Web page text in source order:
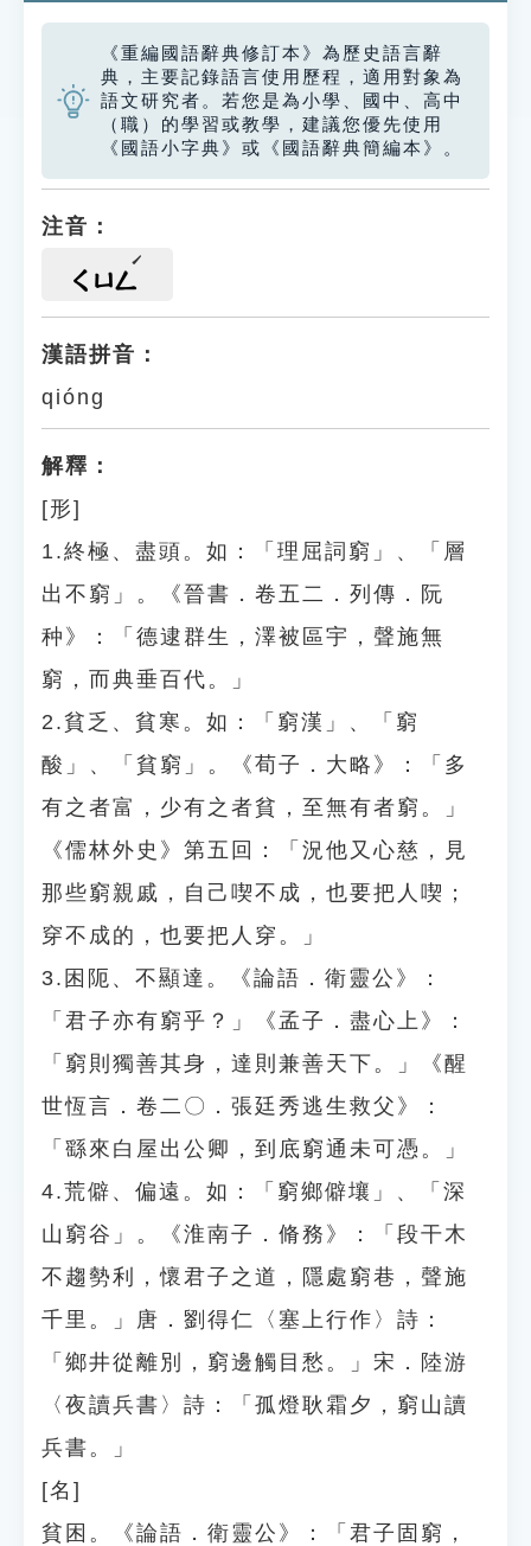
《重編國語辭典修訂本》為歷史語言辭
典，主要記錄語言使用歷程，適用對象為
語文研究者。若您是為小學、國中、高中
（職）的學習或教學，建議您優先使用
《國語小字典》或《國語辭典簡編本》。
注音：
ㄑㄩㄥ
漢語拼音：
qióng
解釋：
[形]
1.終極、盡頭。如：「理屈詞窮」、「層
出不窮」。《晉書．卷五二．列傳．阮
种》：「德逮群生，澤被區宇，聲施無
窮，而典垂百代。」
2.貧乏、貧寒。如：「窮漢」、「窮
酸」、「貧窮」。《荀子．大略》：「多
有之者富，少有之者貧，至無有者窮。」
《儒林外史》第五回：「況他又心慈，見
那些窮親戚，自己喫不成，也要把人喫；
穿不成的，也要把人穿。」
3.困阨、不顯達。《論語．衛靈公》：
「君子亦有窮乎？」《孟子．盡心上》：
「窮則獨善其身，達則兼善天下。」《醒
世恆言．卷二〇．張廷秀逃生救父》：
「繇來白屋出公卿，到底窮通未可憑。」
4.荒僻、偏遠。如：「窮鄉僻壤」、「深
山窮谷」。《淮南子．脩務》：「段干木
不趨勢利，懷君子之道，隱處窮巷，聲施
千里。」唐．劉得仁〈塞上行作〉詩：
「鄉井從離別，窮邊觸目愁。」宋．陸游
〈夜讀兵書〉詩：「孤燈耿霜夕，窮山讀
兵書。」
[名]
貧困。《論語．衛靈公》：「君子固窮，